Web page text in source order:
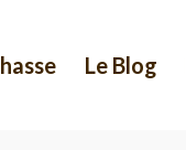
Le Blog